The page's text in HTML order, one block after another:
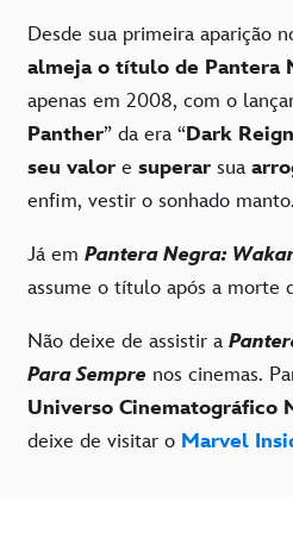
Desde sua primeira aparição
almeja o título de Pantera
apenas em 2008, com o
Panther” da era “Dark Reign
seu valor e superar sua
enfim, vestir o sonhado manto.
Já em Pantera Negra:
assume o título após a morte
Não deixe de assistir a
Para Sempre nos cinemas.
Universo Cinematográfico
deixe de visitar o Marvel